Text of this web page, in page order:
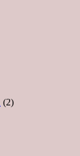
(2)